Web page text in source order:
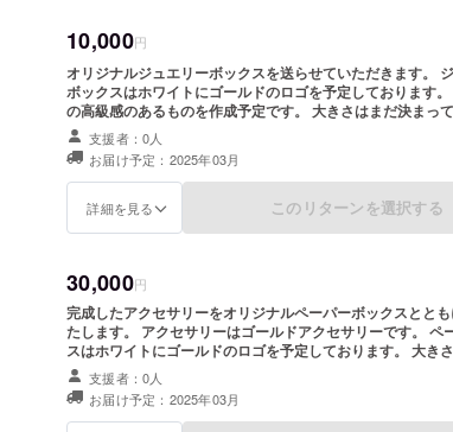
10,000円
オリジナルジュエリーボックスを送らせていただきます。 ジュエリー
ボックスはホワイトにゴールドのロゴを予定しております
の高級感のあるものを作成予定です。 大きさはまだ決まっていません
が、 直径3~5cm程を予定しております。
支援者：0人
お届け予定：2025年03月
詳細を見る このリターンを選択する
30,000円
完成したアクセサリーをオリジナルペーパーボックスとと
たします。 アクセサリーはゴールドアクセサリーです。 ペーパーボック
スはホワイトにゴールドのロゴを予定しております。 大きさは未定です
が、 ネックレスやブレスレットの入るサイズ感を予定してお
支援者：0人
お届け予定：2025年03月